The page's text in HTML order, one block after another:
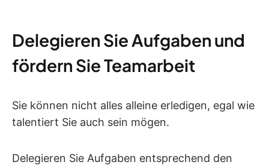
Delegieren Sie Aufgaben und
fördern Sie Teamarbeit
Sie können nicht alles alleine erledigen, egal wie
talentiert Sie auch sein mögen.
Delegieren Sie Aufgaben entsprechend den